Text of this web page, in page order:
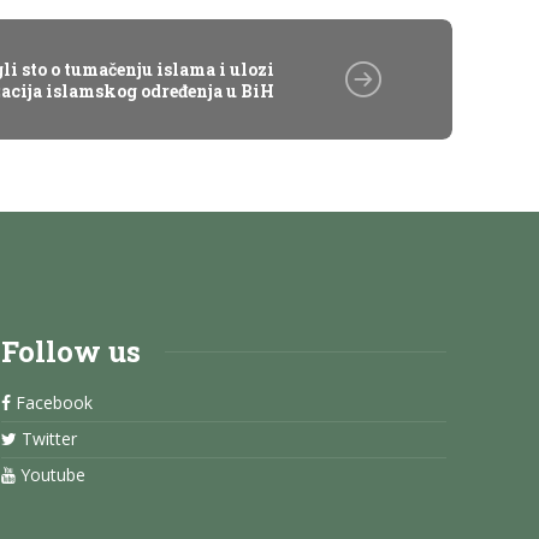
sto o tumačenju islama i ulozi
islamskog određenja u BiH
Follow us
Facebook
Twitter
Youtube